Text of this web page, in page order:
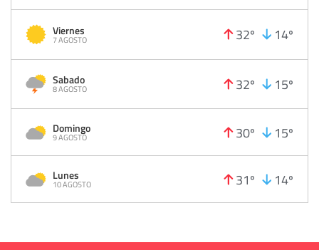
Viernes
7 AGOSTO 32º 14º
Sabado
8 AGOSTO 32º 15º
Domingo
9 AGOSTO 30º 15º
Lunes
10 AGOSTO 31º 14º